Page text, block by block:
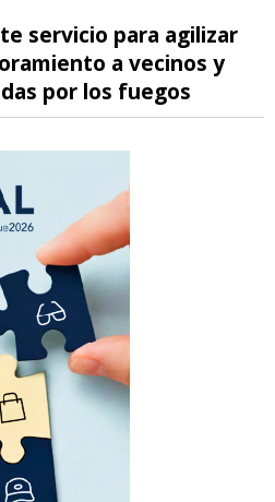
servicio para agilizar
a vecinos y
por los fuegos